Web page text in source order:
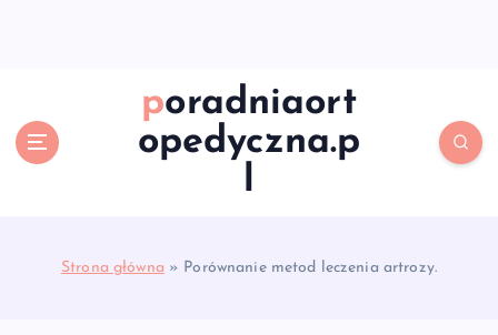
poradniaort
opedyczna.p
l
Strona główna » Porównanie metod leczenia artrozy.